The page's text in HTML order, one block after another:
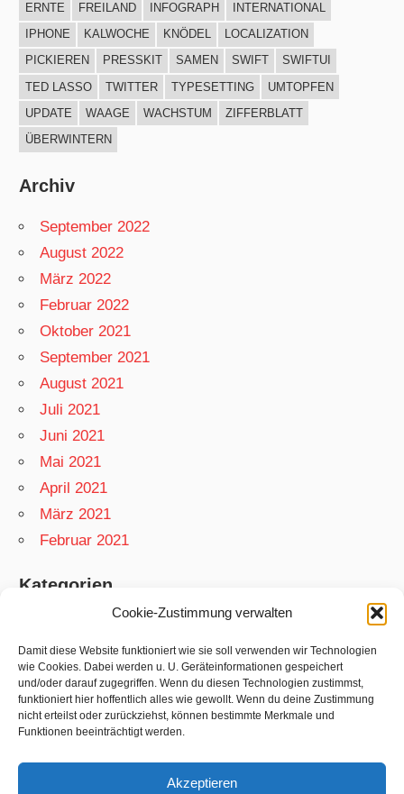
Cookie-Zustimmung verwalten
Damit diese Website funktioniert wie sie soll verwenden wir Technologien
wie Cookies. Dabei werden u. U. Geräteinformationen gespeichert
und/oder darauf zugegriffen. Wenn du diesen Technologien zustimmst,
funktioniert hier hoffentlich alles wie gewollt. Wenn du deine Zustimmung
nicht erteilst oder zurückziehst, können bestimmte Merkmale und
Funktionen beeinträchtigt werden.
Akzeptieren
ERNTE
FREILAND INFOGRAPH
INTERNATIONAL
IPHONE
KALWOCHE KNÖDEL
LOCALIZATION
PICKIEREN
PRESSKIT SAMEN SWIFT
SWIFTUI
TED LASSO
TWITTER TYPESETTING
UMTOPFEN
UPDATE
WAAGE WACHSTUM
ZIFFERBLATT
ÜBERWINTERN
Archiv
September 2022
August 2022
März 2022
Februar 2022
Oktober 2021
September 2021
August 2021
Juli 2021
Juni 2021
Mai 2021
April 2021
März 2021
Februar 2021
Kategorien
Garten
Matthias
Netzwelt
Rezepte